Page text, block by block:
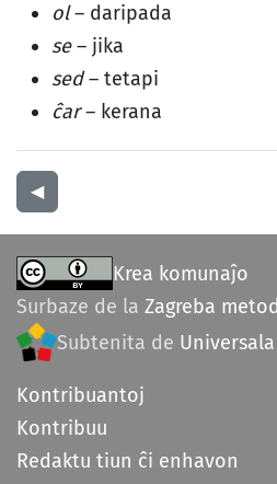
ol– daripada
se– jika
sed– tetapi
ĉar– kerana
◀︎
Krea komunaĵo
Surbaze de la Zagreba
Subtenita de
Kontribuantoj
Kontribuu
Redaktu tiun ĉi enhavon